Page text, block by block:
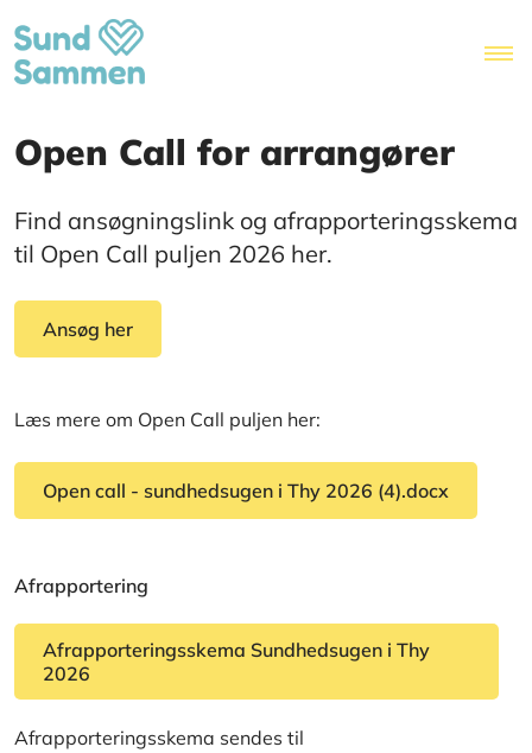
Open Call for arrangører
Find ansøgningslink og afrapporteringsskema
til Open Call puljen 2026 her.
Ansøg her
Læs mere om Open Call puljen her:
Open call - sundhedsugen i Thy 2026 (4).docx
Afrapportering
Afrapporteringsskema Sundhedsugen i Thy
2026
Afrapporteringsskema sendes til